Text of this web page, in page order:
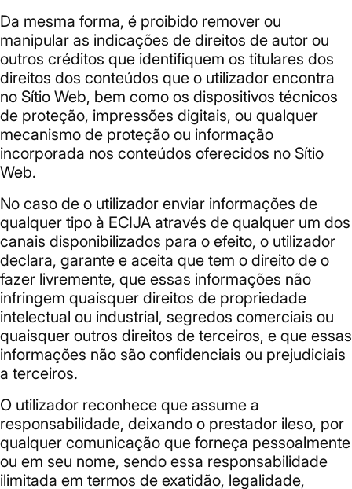
Da mesma forma, é proibido remover ou
manipular as indicações de direitos de autor ou
outros créditos que identifiquem os titulares dos
direitos dos conteúdos que o utilizador encontra
no Sítio Web, bem como os dispositivos técnicos
de proteção, impressões digitais, ou qualquer
mecanismo de proteção ou informação
incorporada nos conteúdos oferecidos no Sítio
Web.
No caso de o utilizador enviar informações de
qualquer tipo à ECIJA através de qualquer um dos
canais disponibilizados para o efeito, o utilizador
declara, garante e aceita que tem o direito de o
fazer livremente, que essas informações não
infringem quaisquer direitos de propriedade
intelectual ou industrial, segredos comerciais ou
quaisquer outros direitos de terceiros, e que essas
informações não são confidenciais ou prejudiciais
a terceiros.
O utilizador reconhece que assume a
responsabilidade, deixando o prestador ileso, por
qualquer comunicação que forneça pessoalmente
ou em seu nome, sendo essa responsabilidade
ilimitada em termos de exatidão, legalidade,